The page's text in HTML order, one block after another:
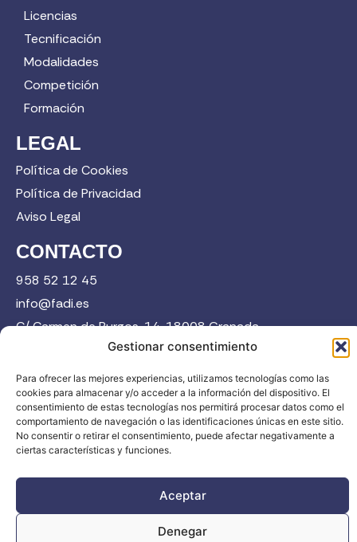
Gestionar consentimiento
Para ofrecer las mejores experiencias, utilizamos tecnologías como las
cookies para almacenar y/o acceder a la información del dispositivo. El
consentimiento de estas tecnologías nos permitirá procesar datos como el
comportamiento de navegación o las identificaciones únicas en este sitio.
No consentir o retirar el consentimiento, puede afectar negativamente a
ciertas características y funciones.
Aceptar
Denegar
Licencias
Tecnificación
Modalidades
Competición
Formación
LEGAL
Política de Cookies
Política de Privacidad
Aviso Legal
CONTACTO
958 52 12 45
info@fadi.es
C/ Carmen de Burgos, 14, 18008 Granada
Contacta
FADI © 2026. Federación Andaluza de Deportes de Invierno |
Todos los derechos reservados